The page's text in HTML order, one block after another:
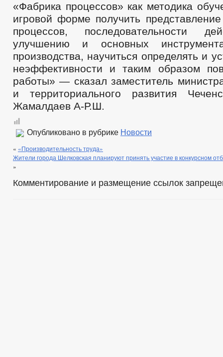
«Фабрика процессов» как методика
игровой форме получить
процессов, последовательности
улучшению и основных
производства, научиться определять и
неэффективности и таким образом
работы» — сказал заместитель
и территориального развития
Жамалдаев А-Р.Ш.
Опубликовано в рубрике Новости
« «Производительность труда»
Жители города Шелковская планируют принять участие в конкурсном
»
Комментирование и размещение ссылок